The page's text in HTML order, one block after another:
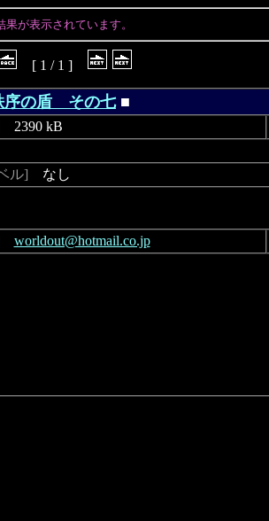
果が表示されています。
[ 1 / 1 ]
序の盾 その七■
2390 kB
ル] なし
worldout@hotmail.co.jp